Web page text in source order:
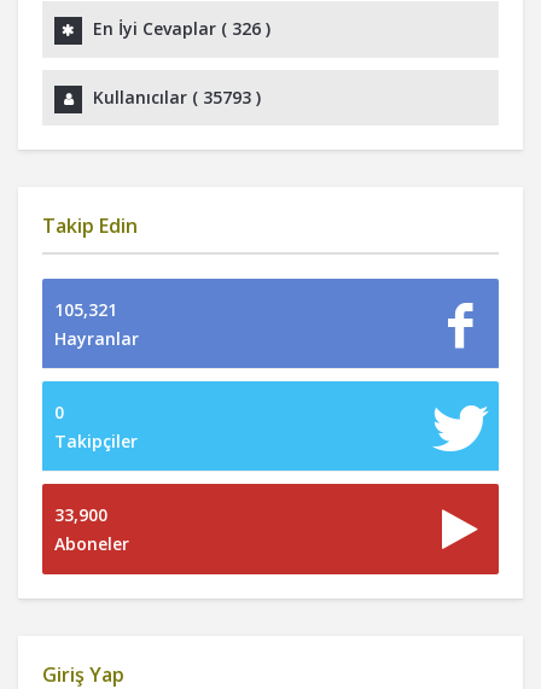
En İyi Cevaplar ( 326 )
Kullanıcılar ( 35793 )
Takip Edin
105,321
Hayranlar
0
Takipçiler
33,900
Aboneler
Giriş Yap